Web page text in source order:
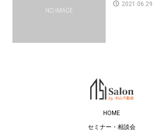
2021.06.29
HOME
セミナー・相談会